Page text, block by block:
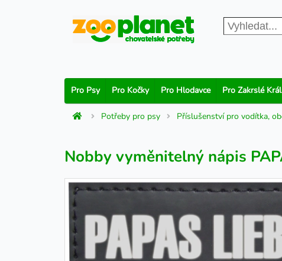
Pro Psy Pro Kočky Pro Hlodavce Pro Zakrslé
Potřeby pro psy Příslušenství pro vodítka,
Nobby vyměnitelný nápis